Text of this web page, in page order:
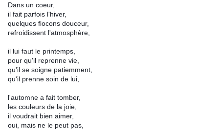
Dans un coeur,
il fait parfois l'hiver,
quelques flocons douceur,
refroidissent l'atmosphère,
il lui faut le printemps,
pour qu'il reprenne vie,
qu'il se soigne patiemment,
qu'il prenne soin de lui,
l'automne a fait tomber,
les couleurs de la joie,
il voudrait bien aimer,
oui, mais ne le peut pas,